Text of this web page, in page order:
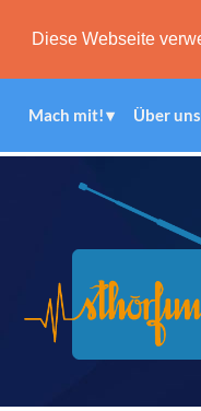
Diese Webseite
Mach mit! Über uns